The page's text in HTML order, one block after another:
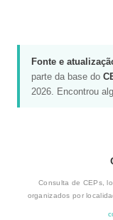
Fonte e
parte da base do
2026. Encontrou
Consulta de CEPs,
organizados por